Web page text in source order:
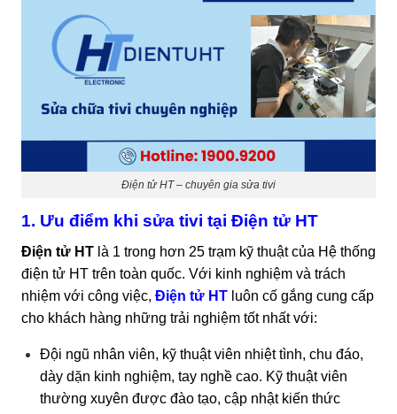
Điện tử HT – chuyên gia sửa tivi
1. Ưu điểm khi sửa tivi tại Điện tử HT
Điện tử HT là 1 trong hơn 25 trạm kỹ thuật của Hệ thống
điện tử HT trên toàn quốc. Với kinh nghiệm và trách
nhiệm với công việc, Điện tử HT luôn cố gắng cung cấp
cho khách hàng những trải nghiệm tốt nhất với:
Đội ngũ nhân viên, kỹ thuật viên nhiệt tình, chu đáo,
dày dặn kinh nghiệm, tay nghề cao. Kỹ thuật viên
thường xuyên được đào tạo, cập nhật kiến thức